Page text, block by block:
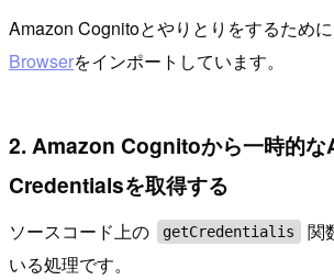
Amazon Cognitoとやりとりをするために
Browserをインポートしています。
2. Amazon Cognitoから一時的な
Credentialsを取得する
ソースコード上の getCredentialis
関
いる処理です。